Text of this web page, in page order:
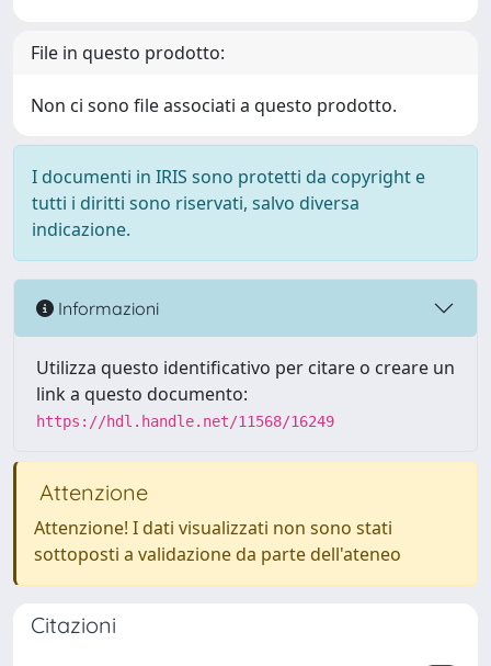
File in questo prodotto:
Non ci sono file associati a questo prodotto.
I documenti in IRIS sono protetti da copyright e
tutti i diritti sono riservati, salvo diversa
indicazione.
Informazioni
Utilizza questo identificativo per citare o creare un
link a questo documento:
https://hdl.handle.net/11568/16249
Attenzione
Attenzione! I dati visualizzati non sono stati
sottoposti a validazione da parte dell'ateneo
Citazioni